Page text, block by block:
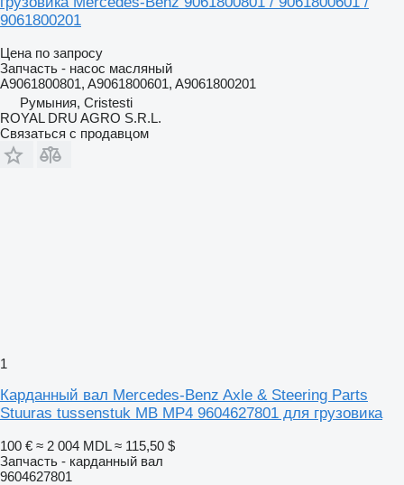
9061800201
Цена по запросу
Запчасть - насос масляный
A9061800801, A9061800601, A9061800201
Румыния, Cristesti
ROYAL DRU AGRO S.R.L.
Связаться с продавцом
1
Карданный вал Mercedes-Benz Axle & Steering Parts
Stuuras tussenstuk MB MP4 9604627801 для грузовика
100 € ≈ 2 004 MDL ≈ 115,50 $
Запчасть - карданный вал
9604627801